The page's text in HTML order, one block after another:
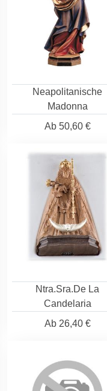
Neapolitanische
Madonna
Ab50,60 €
Ntra.Sra.De La
Candelaria
Ab26,40 €